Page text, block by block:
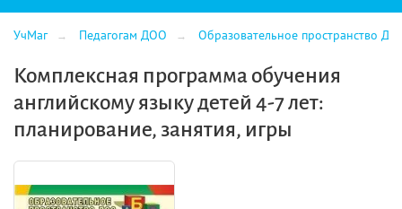
УчМаг Педагогам ДОО Образовательное пространство
Комплексная программа обучения
английскому языку детей 4-7 лет:
планирование, занятия, игры